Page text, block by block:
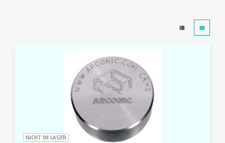
NICHT IM LAGER